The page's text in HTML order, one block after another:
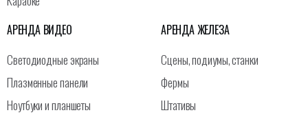
АРЕНДА ВИДЕО
Светодиодные экраны
Плазменные панели
Ноутбуки и планшеты
АРЕНДА ЖЕЛЕЗА
Сцены, подиумы, станки
Фермы
Штативы